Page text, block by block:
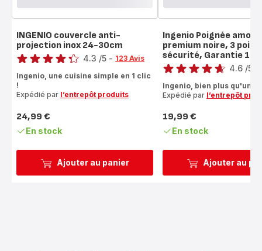
Ajouter au panier
INGENIO couvercle anti-
projection inox 24-30cm
Note
4.3 /5 - 123 Avis
Ingenio, une cuisine simple en 1 clic
!
Expédié par l’entrepôt produits
Prix
24,99 €
En stock
Ajouter au
Ingenio Poignée
premium noire, 3
sécurité, Garantie 10
Note
4.6 /5
Ingenio, bien plus qu'une
Expédié par l’entrepôt
Prix
19,99 €
En stock